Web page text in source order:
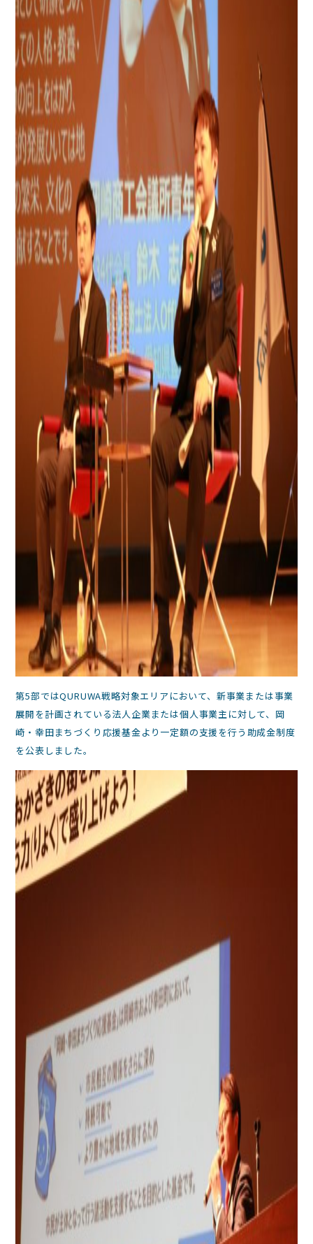
第5部ではQURUWA戦略対象エリアにおいて、新事業または事業
展開を計画されている法人企業または個人事業主に対して、岡
崎・幸田まちづくり応援基金より一定額の支援を行う助成金制度
を公表しました。